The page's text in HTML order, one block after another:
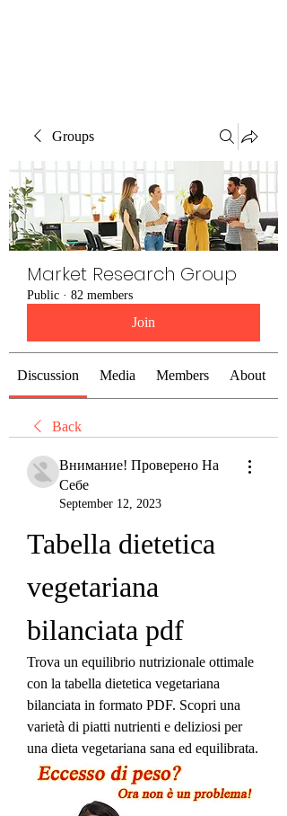
Groups
Market Research Group
Public · 82 members
Join
Discussion Media Members About
Back
Внимание! Проверено На
Себе
September 12, 2023
Tabella dietetica
vegetariana
bilanciata pdf
Trova un equilibrio nutrizionale ottimale
con la tabella dietetica vegetariana
bilanciata in formato PDF. Scopri una
varietà di piatti nutrienti e deliziosi per
una dieta vegetariana sana ed equilibrata.